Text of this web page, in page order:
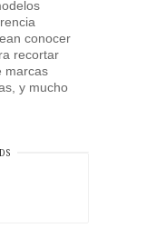
conocer
recortar
marcas
y mucho